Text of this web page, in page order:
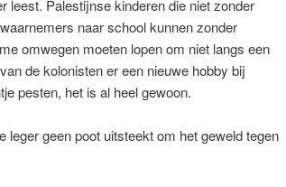
leest. Palestijnse kinderen die niet zonder
naar school kunnen zonder
omwegen moeten lopen om niet langs een
de kolonisten er een nieuwe hobby bij
pesten, het is al heel gewoon.
leger geen poot uitsteekt om het geweld tegen